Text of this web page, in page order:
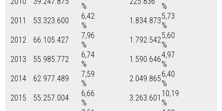
%
%
2011
53.323.600
6,42
%
1.834.8735,73
%
2012
66.105.427
7,96
%
1.792.5425,60
%
2013
55.985.772
6,74
%
1.590.6464,97
%
2014
62.977.489
7,59
%
2.049.8656,40
%
2015
55.257.004
6,66
%
3.263.601 10,19
%